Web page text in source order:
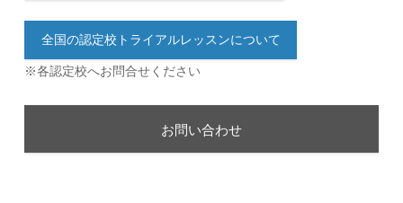
全国の認定校トライアルレッスンについて
※各認定校へお問合せください
お問い合わせ